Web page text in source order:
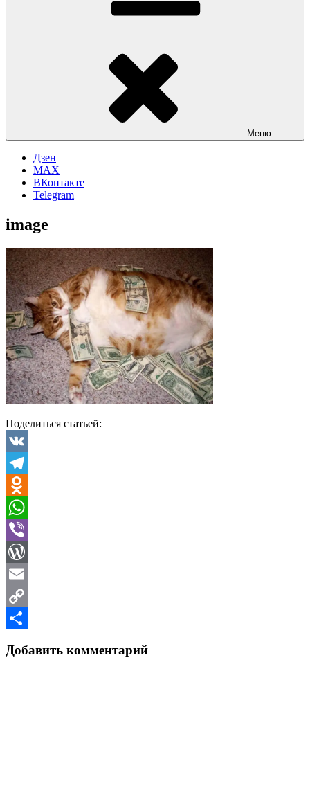
Меню
Дзен
MAX
ВКонтакте
Telegram
image
Поделиться статьей:
VK
Telegram
Odnoklassniki
WhatsApp
Viber
WordPress
Email
Copy
Добавить комментарий